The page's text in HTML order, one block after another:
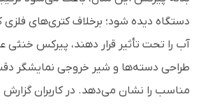
دستگاه دیده شود؛ برخلاف کتری‌های
آب را تحت تأثیر قرار دهند، پیرکس
طراحی دسته‌ها و شیر خروجی نمایشگر
مناسب را نشان می‌دهد. در کاربران